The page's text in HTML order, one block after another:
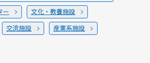
ー
文化・教養施設
交流施設
産業系施設